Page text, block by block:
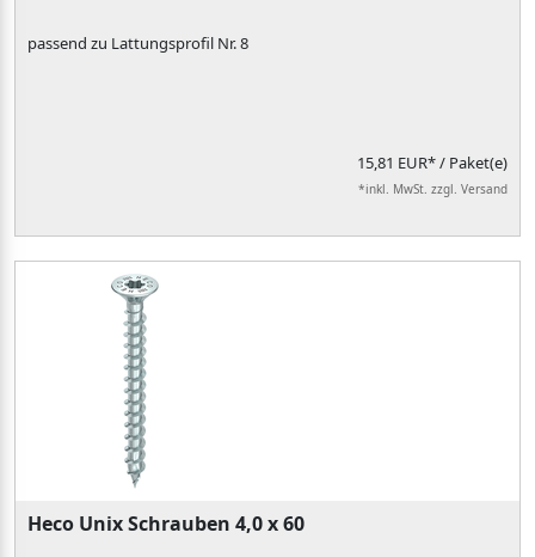
passend zu Lattungsprofil Nr. 8
15,81 EUR*/ Paket(e)
*inkl. MwSt. zzgl. Versand
Heco Unix Schrauben 4,0 x 60